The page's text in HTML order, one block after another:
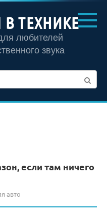
ТЕХНИКЕ
любителей
звука
если там ничего
авто